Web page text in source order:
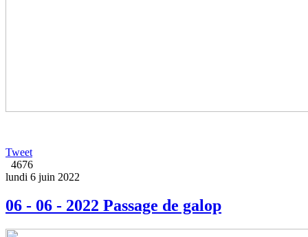
Tweet
4676
lundi 6 juin 2022
06 - 06 - 2022 Passage de galop